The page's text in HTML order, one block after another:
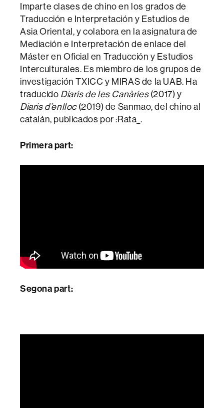
Imparte clases de chino en los grados de
Traducción e Interpretación y Estudios de
Asia Oriental, y colabora en la asignatura de
Mediación e Interpretación de enlace del
Máster en Oficial en Traducción y Estudios
Interculturales. Es miembro de los grupos de
investigación TXICC y MIRAS de la UAB. Ha
traducido Diaris de les Canàries(2017) y
Diaris d’enlloc(2019) de Sanmao, del chino al
catalán, publicados por :Rata_.
Primera part:
Segona part: